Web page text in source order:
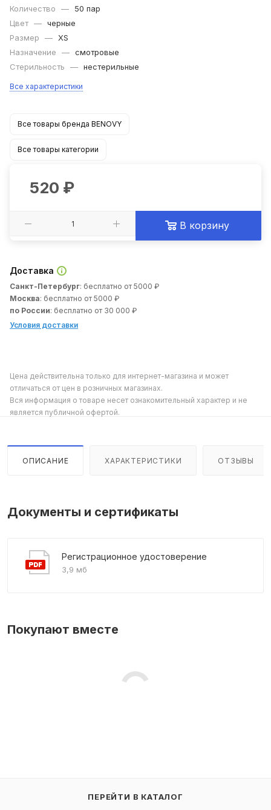
Количество
—
50 пар
Цвет — черные
Размер
— XS
Назначение
— смотровые
Стерильность
— нестерильные
Все характеристики
Все товары бренда BENOVY
Все товары категории
520 ₽
В корзину
Доставка
Санкт-Петербург: бесплатно от 5000 ₽
Москва: бесплатно от 5000 ₽
по России: бесплатно от 30 000 ₽
Условия доставки
Цена действительна только для интернет-магазина и может
отличаться от цен в розничных магазинах.
Вся информация о товаре несет ознакомительный характер и не
является публичной офертой.
ОПИСАНИЕ ХАРАКТЕРИСТИКИ ОТЗЫВЫ
Документы и сертификаты
Регистрационное удостоверение
3,9 мб
Покупают вместе
ПЕРЕЙТИ В КАТАЛОГ